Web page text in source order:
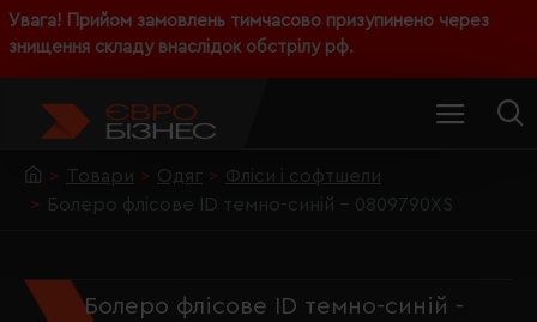
Увага! Прийом замовлень тимчасово призупинено через
знищення складу внаслідок обстрілу рф.
Товари Одяг
Фліси і софтшели
Болеро флісове ID темно-синій - 0809790XS
Болеро флісове ID темно-синій -